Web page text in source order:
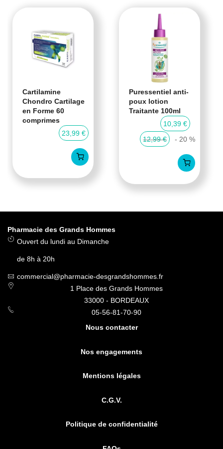
Cartilamine
Chondro Cartilage
en Forme 60
comprimes
23,99 €
Puressentiel anti-
poux lotion
Traitante 100ml
10,39 €
12,99 €
- 20 %
Pharmacie des Grands Hommes
Ouvert du lundi au Dimanche
de 8h à 20h
commercial@pharmacie-desgrandshommes.fr
1 Place des Grands Hommes
33000 - BORDEAUX
05-56-81-70-90
Nous contacter
Nos engagements
Mentions légales
C.G.V.
Politique de confidentialité